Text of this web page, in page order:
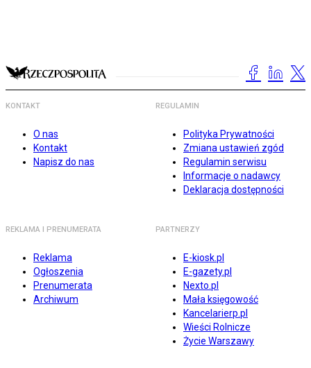
KONTAKT
O nas
Kontakt
Napisz do nas
REGULAMIN
Polityka Prywatności
Zmiana ustawień zgód
Regulamin serwisu
Informacje o nadawcy
Deklaracja dostępności
REKLAMA I PRENUMERATA
Reklama
Ogłoszenia
Prenumerata
Archiwum
PARTNERZY
E-kiosk.pl
E-gazety.pl
Nexto.pl
Mała księgowość
Kancelarierp.pl
Wieści Rolnicze
Życie Warszawy